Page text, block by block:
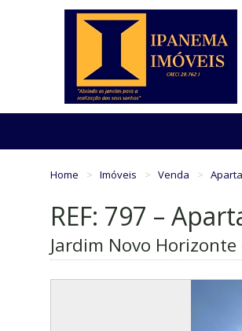
Home Imóveis Venda
REF: 797 –
Jardim Novo Horizonte